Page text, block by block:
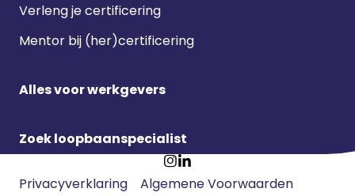
Verleng je certificering
Mentor bij (her)certificering
Alles voor werkgevers
Zoek loopbaanspecialist
GaGa
Footer
Privacyverklaring
Algemene Voorwaarden